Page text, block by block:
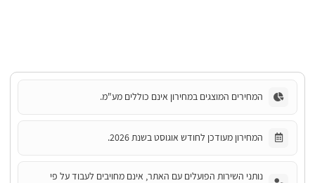
המחירים המוצגים במחירון אינם כוללים מע"מ.
המחירון מעודכן לחודש אוגוסט בשנת 2026.
נותני השירות הפועלים עם האתר, אינם מחויבים לעבוד על פי